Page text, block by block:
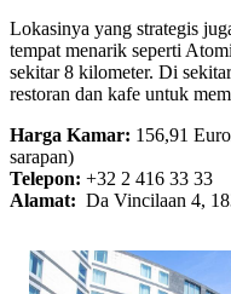
Lokasinya yang strategis
tempat menarik seperti
sekitar 8 kilometer. Di
restoran dan kafe untuk
Harga Kamar: 156,91
sarapan)
Telepon: +32 2 416 33 33
Alamat: Da Vincilaan 4,